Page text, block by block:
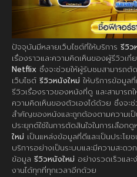
ปัจจุบันมีหลายเว็บไซต์ที่ให้บริการ รีวิว
เรื่องราวและความคิดเห็นของผู้รีวิวเ
Netflix ซึ่งจะช่วยให้ผู้รับชมสามารถตั
เว็บไซต์ รีวิวหนังใหม่ ให้บริการข้อมูล
รีวิวเรื่องราวของหนังที่ดู และสามารถ
ความคิดเห็นของตัวเองได้ด้วย ซึ่งจะ
สำคัญของหนังและถูกต้องตามความเป็
ประยุกต์ใช้ในการตัดสินใจในการเลือก
ใหม่ เป็นแหล่งข้อมูลที่ดีและเป็นประโย
บริการอย่างเป็นระบบและมีความสะดว
ข้อมูล รีวิวหนังใหม่ อย่างรวดเร็วแล
งานได้ทุกที่ทุกเวลาอีกด้วย